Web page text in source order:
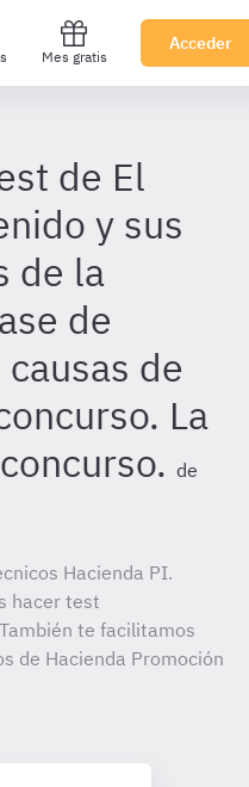
Mes gratis
Acceder
de El
y sus
de la
de
de
La
de
Hacienda PI.
hacer test
te facilitamos
de Hacienda Promoción